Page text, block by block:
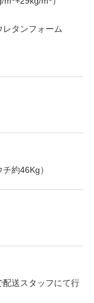
タンフォーム
約46Kg）
配送スタッフにて行